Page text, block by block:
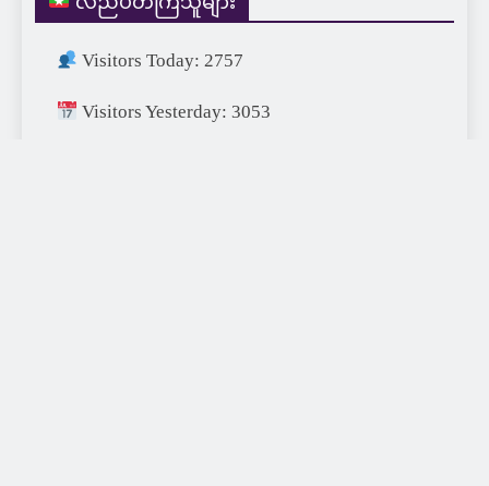
Visitors Today: 2757
Visitors Yesterday: 3053